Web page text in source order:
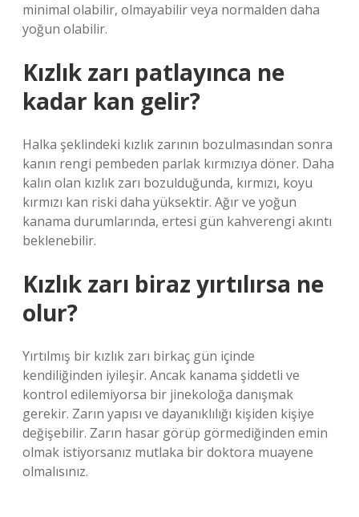
minimal olabilir, olmayabilir veya normalden daha
yoğun olabilir.
Kızlık zarı patlayınca ne
kadar kan gelir?
Halka şeklindeki kızlık zarının bozulmasından sonra
kanın rengi pembeden parlak kırmızıya döner. Daha
kalın olan kızlık zarı bozulduğunda, kırmızı, koyu
kırmızı kan riski daha yüksektir. Ağır ve yoğun
kanama durumlarında, ertesi gün kahverengi akıntı
beklenebilir.
Kızlık zarı biraz yırtılırsa ne
olur?
Yırtılmış bir kızlık zarı birkaç gün içinde
kendiliğinden iyileşir. Ancak kanama şiddetli ve
kontrol edilemiyorsa bir jinekoloğa danışmak
gerekir. Zarın yapısı ve dayanıklılığı kişiden kişiye
değişebilir. Zarın hasar görüp görmediğinden emin
olmak istiyorsanız mutlaka bir doktora muayene
olmalısınız.